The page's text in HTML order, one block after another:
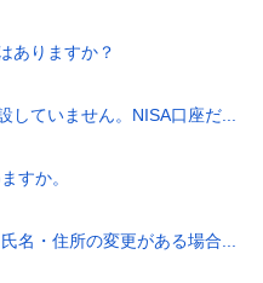
ありますか？
していません。NISA口座だ...
すか。
名・住所の変更がある場合...